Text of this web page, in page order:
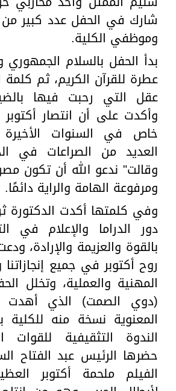
شارك في الحفل عدد كبير
وموظفي الكلية.
بدأ الحفل بالسلام الجمهوري
عطرة للقرآن الكريم، ثم
عقل التي رحبت فيها
وأكدت على أن انتصار
خاص في السنوات
العديد من الصراعات في
وقالت" ندعو الله أن تكون
ومرفوعة الهامة والراية دائمًا.
وفي كلمتها أكدت الدكتورة
دور الدراما والإعلام في
بالقوة والعزيمة والإرادة،
روح أكتوبر في جميع إنجازاتنا
المهنية والعملية، وتخلل
(دوي الصمت) الذي أهدت
المعنوية نسخة منه
الندوة التثقيفية للقوات
حضرها الرئيس عبد الفتاح
الفيلم ملحمة أكتوبر